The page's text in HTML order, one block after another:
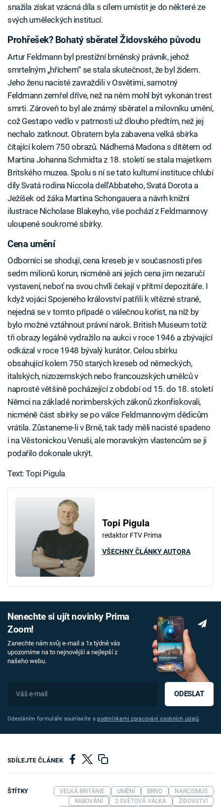
snažila získat vzácná díla s cílem umístit je do některé ze
svých uměleckých institucí.
Prohřešek? Bohatý sběratel Židovského původu
Artur Feldmann byl prestižní brněnský právník, jehož
smrtelným „hříchem“ se stala skutečnost, že byl židem.
Jeho ženu nacisté zavraždili v Osvětimi, samotný
Feldmann zemřel dříve, než na něm mohl být vykonán trest
smrti. Zároveň to byl ale známý sběratel a milovníku umění,
což Gestapo vedlo v patrnosti už dlouho předtím, než jej
nechalo zatknout. Obratem byla zabavena velká sbírka
čítající kolem 750 obrazů. Nádherná Madona s dítětem od
Martina Johanna Schmidta z 18. století se stala majetkem
Britského muzea. Spolu s ní se tato kulturní instituce chlubí
díly Svatá rodina Niccola dell'Abbateho, Svatá Dorota a
Ježíšek od žáka Martina Schongauera a návrh knižní
ilustrace Nicholase Blakeyho, vše pochází z Feldmannovy
uloupené soukromé sbírky.
Cena umění
Odborníci se shodují, cena kreseb je v současnosti přes
sedm milionů korun, nicméně ani jejich cena jim nezaručí
vystavení, neboť na svou chvíli čekají v přítmí depozitáře. I
když vojáci Spojeného království patřili k vítězné straně,
nejedná se v tomto případě o válečnou kořist, na níž by
bylo možné vztáhnout právní nárok. British Museum totiž
tři obrazy legálně vydražilo na aukci v roce 1946 a zbývající
odkázal v roce 1948 bývalý kurátor. Celou sbírku
obsahující kolem 750 starých kreseb od německých,
italských, nizozemských nebo francouzských umělců v
naprosté většině pocházející z období od 15. do 18. století
Němci na základě norimberských zákonů zkonfiskovali,
nicméně část sbírky se po válce Feldmannovým dědicům
vrátila. Zůstaneme-li v Brně, tak tady měli nacisté spadeno
i na Věstonickou Venuši, ale moravským vlastencům se ji
podařilo dokonale ukrýt.
Text: Topi Pigula
Topi Pigula
redaktor FTV Prima
VŠECHNY ČLÁNKY AUTORA
Nenechte si ujít novinky Prima
Zoom!
Zanechte nám svůj e-mail a 1x týdně vás
upozorníme na to nejnovější a nejlepší z
našeho webu.
ODESLAT
Odesláním formuláře souhlasíte spodmínkami zpracování osobních údajů
SDÍLEJTE ČLÁNEK
ŠTÍTKY VELKÁ BRITÁNIE UMĚNÍ BRNO
NARCISMUS
RABOVÁNÍ
2 SVĚTOVÁ VÁLKA ŽIDOVSTVÍ